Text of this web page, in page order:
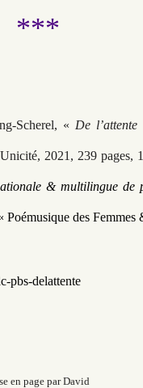
***
Scherel, « De l’attente
2021, 239 pages,
& multilingue de
des
pbs-delattente
en page par David